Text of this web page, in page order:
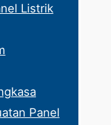
Listrik
Panel